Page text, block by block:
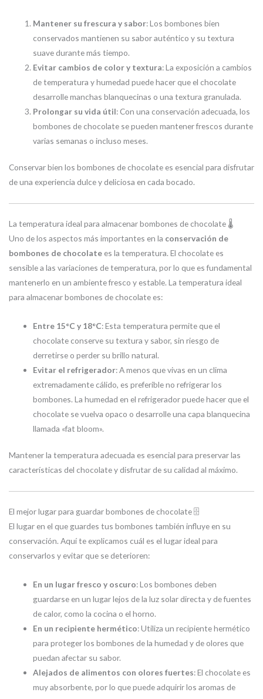
Mantener su frescura y sabor: Los bombones bien
conservados mantienen su sabor auténtico y su textura
suave durante más tiempo.
Evitar cambios de color y textura: La exposición a cambios
de temperatura y humedad puede hacer que el chocolate
desarrolle manchas blanquecinas o una textura granulada.
Prolongar su vida útil: Con una conservación adecuada, los
bombones de chocolate se pueden mantener frescos durante
varias semanas o incluso meses.
Conservar bien los bombones de chocolate es esencial para disfrutar
de una experiencia dulce y deliciosa en cada bocado.
La temperatura ideal para almacenar bombones de chocolate 🌡️
Uno de los aspectos más importantes en la conservación de
bombones de chocolate es la temperatura. El chocolate es
sensible a las variaciones de temperatura, por lo que es fundamental
mantenerlo en un ambiente fresco y estable. La temperatura ideal
para almacenar bombones de chocolate es:
Entre 15°C y 18°C: Esta temperatura permite que el
chocolate conserve su textura y sabor, sin riesgo de
derretirse o perder su brillo natural.
Evitar el refrigerador: A menos que vivas en un clima
extremadamente cálido, es preferible no refrigerar los
bombones. La humedad en el refrigerador puede hacer que el
chocolate se vuelva opaco o desarrolle una capa blanquecina
llamada «fat bloom».
Mantener la temperatura adecuada es esencial para preservar las
características del chocolate y disfrutar de su calidad al máximo.
El mejor lugar para guardar bombones de chocolate 🗄️
El lugar en el que guardes tus bombones también influye en su
conservación. Aquí te explicamos cuál es el lugar ideal para
conservarlos y evitar que se deterioren:
En un lugar fresco y oscuro: Los bombones deben
guardarse en un lugar lejos de la luz solar directa y de fuentes
de calor, como la cocina o el horno.
En un recipiente hermético: Utiliza un recipiente hermético
para proteger los bombones de la humedad y de olores que
puedan afectar su sabor.
Alejados de alimentos con olores fuertes: El chocolate es
muy absorbente, por lo que puede adquirir los aromas de